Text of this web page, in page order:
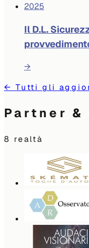
2025
Il D.L.
→
← Tutti gli
Partner
8 realtà